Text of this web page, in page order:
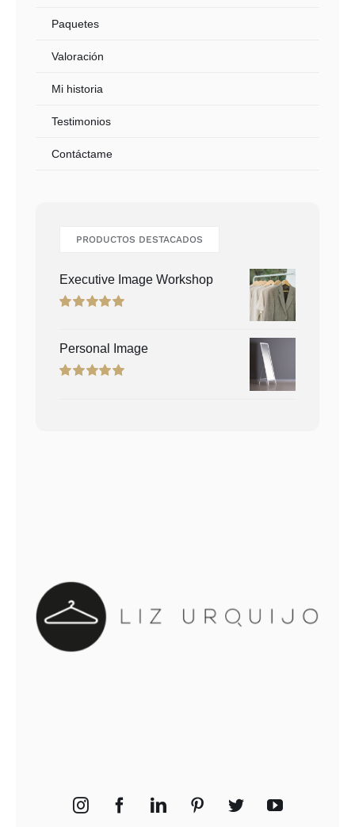
Paquetes
Valoración
Mi historia
Testimonios
Contáctame
PRODUCTOS DESTACADOS
Executive Image Workshop
Personal Image